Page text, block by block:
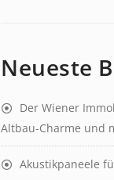
Neueste
Der Wiener
Altbau-Charme und
Akustikpaneele